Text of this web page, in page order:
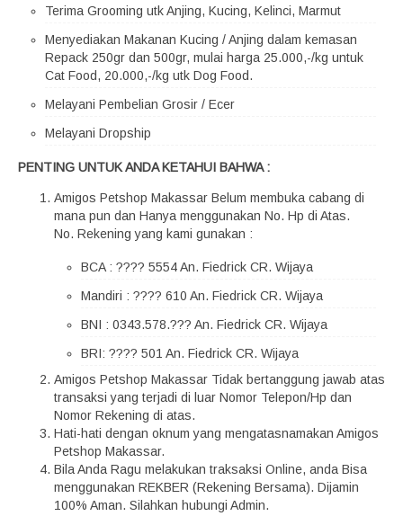
Terima Grooming utk Anjing, Kucing, Kelinci, Marmut
Menyediakan Makanan Kucing / Anjing dalam kemasan
Repack 250gr dan 500gr, mulai harga 25.000,-/kg untuk
Cat Food, 20.000,-/kg utk Dog Food.
Melayani Pembelian Grosir / Ecer
Melayani Dropship
PENTING UNTUK ANDA KETAHUI BAHWA :
Amigos Petshop Makassar Belum membuka cabang di
mana pun dan Hanya menggunakan No. Hp di Atas.
No. Rekening yang kami gunakan :
BCA : ???? 5554 An. Fiedrick CR. Wijaya
Mandiri : ???? 610 An. Fiedrick CR. Wijaya
BNI : 0343.578.??? An. Fiedrick CR. Wijaya
BRI: ???? 501 An. Fiedrick CR. Wijaya
Amigos Petshop Makassar Tidak bertanggung jawab atas
transaksi yang terjadi di luar Nomor Telepon/Hp dan
Nomor Rekening di atas.
Hati-hati dengan oknum yang mengatasnamakan Amigos
Petshop Makassar.
Bila Anda Ragu melakukan traksaksi Online, anda Bisa
menggunakan REKBER (Rekening Bersama). Dijamin
100% Aman. Silahkan hubungi Admin.